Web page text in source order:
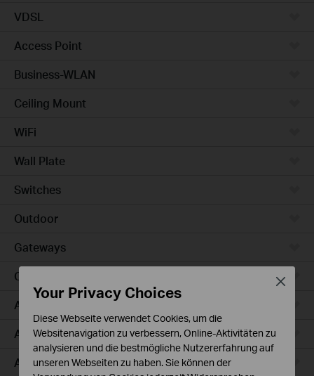
VDSL
Access Point
Business-WLAN
Ceiling Mount
WiFi
Wall Plate
Switches
Outdoor
Gateways
Campus
Access Max
Aggregation
Access Plus
Your Privacy Choices
Diese Webseite verwendet Cookies, um die
Websitenavigation zu verbessern, Online-Aktivitäten zu
analysieren und die bestmögliche Nutzererfahrung auf
unseren Webseiten zu haben. Sie können der
Close